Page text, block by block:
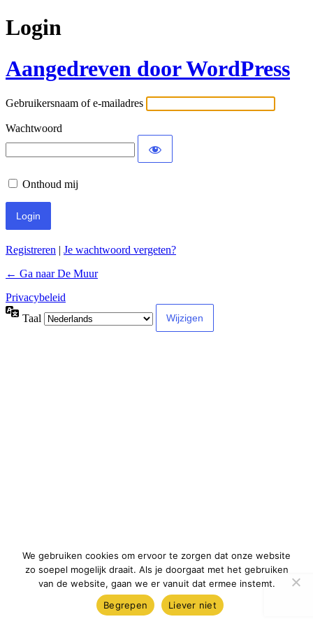
Login
Aangedreven door WordPress
Gebruikersnaam of e-mailadres
Wachtwoord
Onthoud mij
Registreren | Je wachtwoord vergeten?
← Ga naar De Muur
Privacybeleid
Taal
We gebruiken cookies om ervoor te zorgen dat onze website
zo soepel mogelijk draait. Als je doorgaat met het gebruiken
van de website, gaan we er vanuit dat ermee instemt.
Begrepen
Liever niet